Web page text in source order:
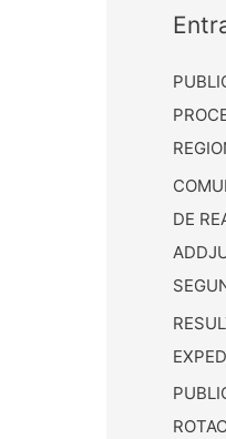
c
r
:
DE